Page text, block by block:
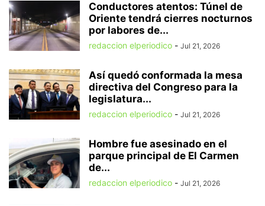
Conductores atentos: Túnel de
Oriente tendrá cierres nocturnos
por labores de...
redaccion elperiodico - Jul 21, 2026
Así quedó conformada la mesa
directiva del Congreso para la
legislatura...
redaccion elperiodico - Jul 21, 2026
Hombre fue asesinado en el
parque principal de El Carmen
de...
redaccion elperiodico - Jul 21, 2026